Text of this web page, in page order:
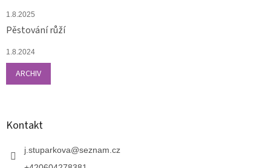
1.8.2025
Pěstování růží
1.8.2024
ARCHIV
Kontakt
j.stuparkova@seznam.cz